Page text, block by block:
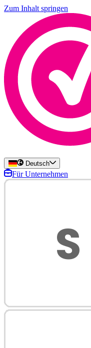
Zum Inhalt springen
Deutsch
Für Unternehmen